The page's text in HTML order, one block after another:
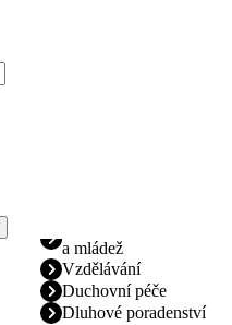
a mládež
Vzdělávání
Duchovní péče
Dluhové poradenství